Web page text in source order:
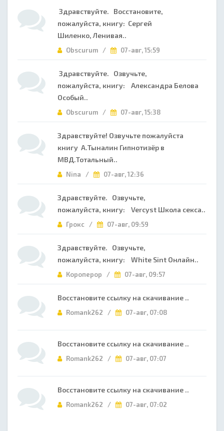
Здравствуйте. Восстановите,
пожалуйста, книгу: Сергей
Шиленко, Ленивая..
Obscurum / 07-авг, 15:59
Здравствуйте. Озвучьте,
пожалуйста, книгу: Александра Белова
Особый..
Obscurum / 07-авг, 15:38
Здравствуйте! Озвучьте пожалуйста
книгу А.Тыналин Гипнотизёр в
МВД.Тотальный..
Nina / 07-авг, 12:36
Здравствуйте. Озвучьте,
пожалуйста, книгу: Vercyst Школа секса..
Грокс / 07-авг, 09:59
Здравствуйте. Озвучьте,
пожалуйста, книгу: White Sint Онлайн..
Короперор / 07-авг, 09:57
Восстановите ссылку на скачивание ..
Romank262 / 07-авг, 07:08
Восстановите ссылку на скачивание ..
Romank262 / 07-авг, 07:07
Восстановите ссылку на скачивание ..
Romank262 / 07-авг, 07:02